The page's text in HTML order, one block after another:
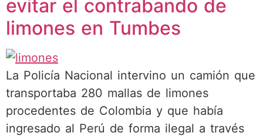
evitar el contrabando de
limones en Tumbes
La Policía Nacional intervino un camión que
transportaba 280 mallas de limones
procedentes de Colombia y que había
ingresado al Perú de forma ilegal a través